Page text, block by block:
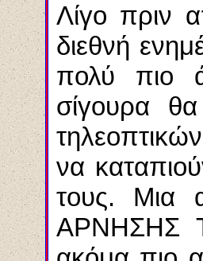
Λίγο πριν
διεθνή
πολύ πιο
σίγουρα
να
τους. Μια
ΑΡΝΗΣΗΣ